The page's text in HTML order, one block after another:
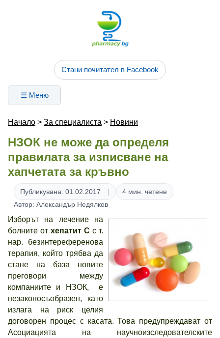
Стани почитател в Facebook
☰ Меню
Начало > За специалиста > Новини
НЗОК не може да определя
правилата за изписване на
хапчетата за кръвно
Публикувана: 01.02.2017
4 мин. четене
Автор: Александър Недялков
Изборът на лечение на
болните от хепатит С с т.
нар. безинтереференова
терапия, който трябва да
стане на база новите
преговори между
компаниите и НЗОК, е
незаконосъобразен, като
излага на риск целия
договорен процес с касата. Това предупреждават от
Асоциацията на научноизследователските